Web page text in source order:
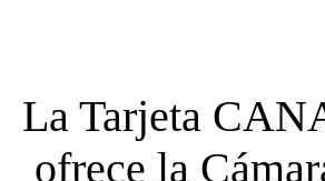
La Tarjeta
ofrece la